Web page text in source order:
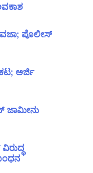
ಪೊಲೀಸ್
ಅರ್ಜಿ
ಜಾಮೀನು